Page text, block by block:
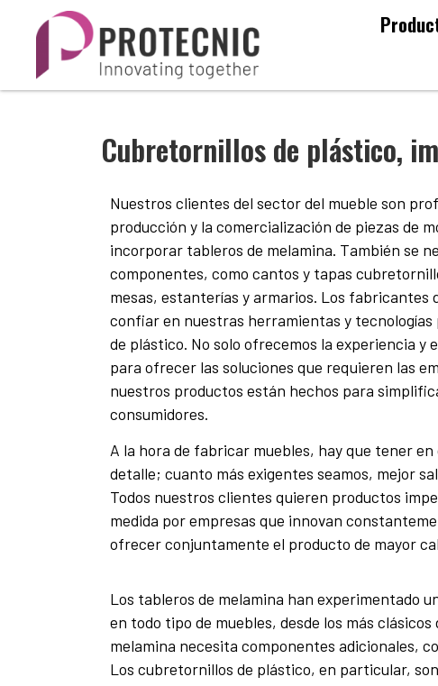
Cubretornillos de plástico,
Nuestros clientes del sector del mueble son
producción y la comercialización de piezas de
incorporar tableros de melamina. También se
componentes, como cantos y tapas
mesas, estanterías y armarios. Los fabricantes
confiar en nuestras herramientas y
de plástico. No solo ofrecemos la experiencia y
para ofrecer las soluciones que requieren las
nuestros productos están hechos para
consumidores.
A la hora de fabricar muebles, hay que tener
detalle; cuanto más exigentes seamos, mejor
Todos nuestros clientes quieren productos
medida por empresas que innovan
ofrecer conjuntamente el producto de mayor
Los tableros de melamina han experimentado
en todo tipo de muebles, desde los más
melamina necesita componentes adicionales,
Los cubretornillos de plástico, en particular,